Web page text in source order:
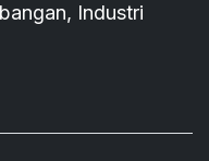
Industri